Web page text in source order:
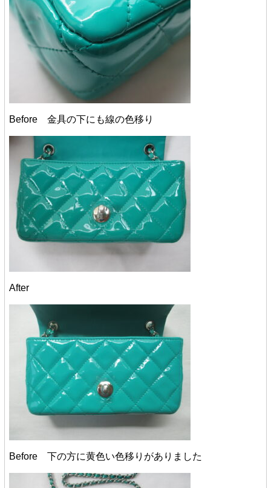
Before 金具の下にも線の色移り
After
Before 下の方に黄色い色移りがありました